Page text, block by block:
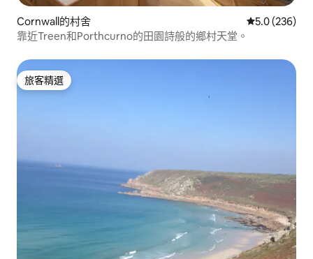
Cornwall的村舍 從 236 則評
5.0 (236)
靠近Treen和Porthcurno的田園詩般的鄉村天堂。
旅客精選
旅客精選